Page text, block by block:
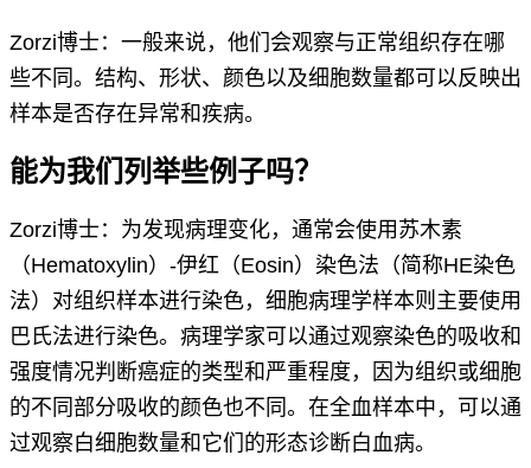
Zorzi博士：一般来说，他们会观察与正常组织存在哪
些不同。结构、形状、颜色以及细胞数量都可以反映出
样本是否存在异常和疾病。
能为我们列举些例子吗？
Zorzi博士：为发现病理变化，通常会使用苏木素
（Hematoxylin）-伊红（Eosin）染色法（简称HE染色
法）对组织样本进行染色，细胞病理学样本则主要使用
巴氏法进行染色。病理学家可以通过观察染色的吸收和
强度情况判断癌症的类型和严重程度，因为组织或细胞
的不同部分吸收的颜色也不同。在全血样本中，可以通
过观察白细胞数量和它们的形态诊断白血病。